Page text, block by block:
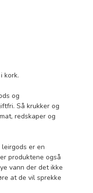
kork.
og
Så krukker og
redskaper og
leirgods er en
produktene også
vann der det ikke
at de vil sprekke